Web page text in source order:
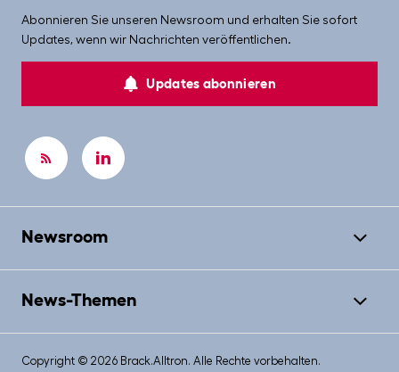
Abonnieren Sie unseren Newsroom und erhalten Sie sofort
Updates, wenn wir Nachrichten veröffentlichen.
Updates abonnieren
Newsroom
News-Themen
Copyright © 2026 Brack.Alltron. Alle Rechte vorbehalten.